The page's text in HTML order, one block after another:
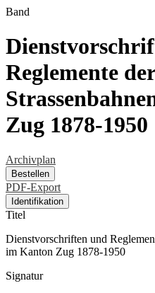
Band
Reglemente
Zug 1878-1950
Archivplan
Bestellen
PDF-Export
Identifikation
Titel
Dienstvorschriften und
im Kanton Zug 1878-1950
Signatur